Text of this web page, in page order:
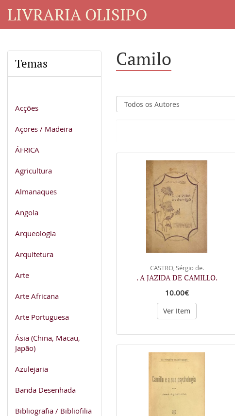
LIVRARIA OLISIPO
Temas
Acções
Açores / Madeira
ÁFRICA
Agricultura
Almanaques
Angola
Arqueologia
Arquitetura
Arte
Arte Africana
Arte Portuguesa
Ásia (China, Macau,
Japão)
Azulejaria
Banda Desenhada
Bibliografia / Bibliofilia
Camilo
CASTRO, Sérgio de.
. A JAZIDA DE CAMILLO.
10.00€
Ver Item